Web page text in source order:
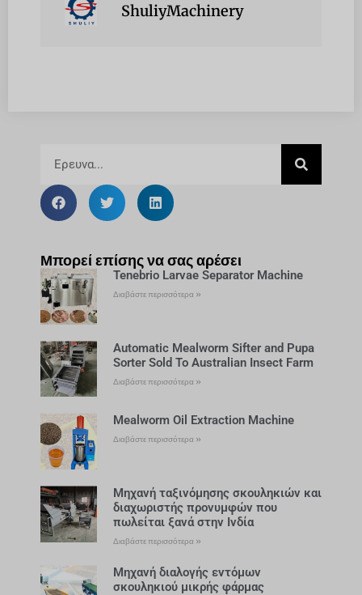
ShuliyMachinery
Μπορεί επίσης να σας αρέσει
Tenebrio Larvae Separator Machine
Διαβάστε περισσότερα »
Automatic Mealworm Sifter and Pupa
Sorter Sold To Australian Insect Farm
Διαβάστε περισσότερα »
Mealworm Oil Extraction Machine
Διαβάστε περισσότερα »
Μηχανή ταξινόμησης σκουληκιών και
διαχωριστής προνυμφών που
πωλείται ξανά στην Ινδία
Διαβάστε περισσότερα »
Μηχανή διαλογής εντόμων
σκουληκιού μικρής φάρμας